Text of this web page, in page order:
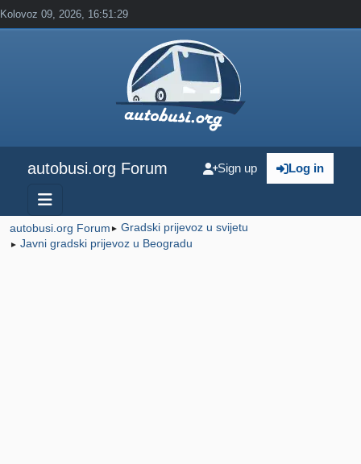
Kolovoz 09, 2026, 16:51:29
autobusi.org Forum Log in
Sign up
autobusi.org Forum ► Gradski prijevoz u svijetu
► Javni gradski prijevoz u Beogradu